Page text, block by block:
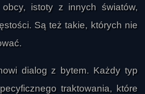
istoty z innych światów,
Są też takie, których nie
dialog z bytem. Każdy typ
traktowania, które